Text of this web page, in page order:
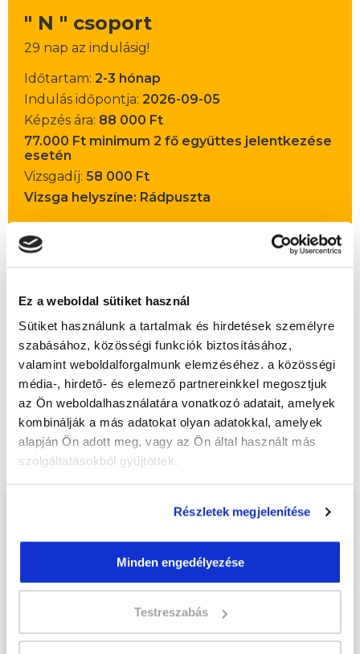
Ez a weboldal sütiket használ
Sütiket használunk a tartalmak és hirdetések személyre
szabásához, közösségi funkciók biztosításához,
valamint weboldalforgalmunk elemzéséhez. a közösségi
média-, hirdető- és elemező partnereinkkel megosztjuk
az Ön weboldalhasználatára vonatkozó adatait, amelyek
kombinálják a más adatokat olyan adatokkal, amelyek
alapján Ön adott meg, vagy az Ön által használt más
szolgáltatásokból gyűjtöttek.
Részletek megjelenítése
Minden engedélyezése
Testreszabás
" N " csoport
29 nap az indulásig!
Időtartam: 2-3 hónap
Indulás időpontja: 2026-09-05
Képzés ára: 88 000 Ft
77.000 Ft minimum 2 fő együttes jelentkezése
esetén
Vizsgadíj: 58 000 Ft
Vizsga helyszíne: Rádpuszta
A csoport a meghirdetett időpontban
biztosan indul!
Lehet még jelentkezni?
Jelentkezem!
Végezd elAranykalászos gazda képzés -
Győrtanfolyamunkat és váltsd valóra az
álmaidat!
Töltsd ki adatlapunkat,
hogy eljuttathassuk Hozzád
INGYENES és MINDEN
KÖTELEZETTSÉGTŐL
MENTES tájékoztató
anyagunkat!